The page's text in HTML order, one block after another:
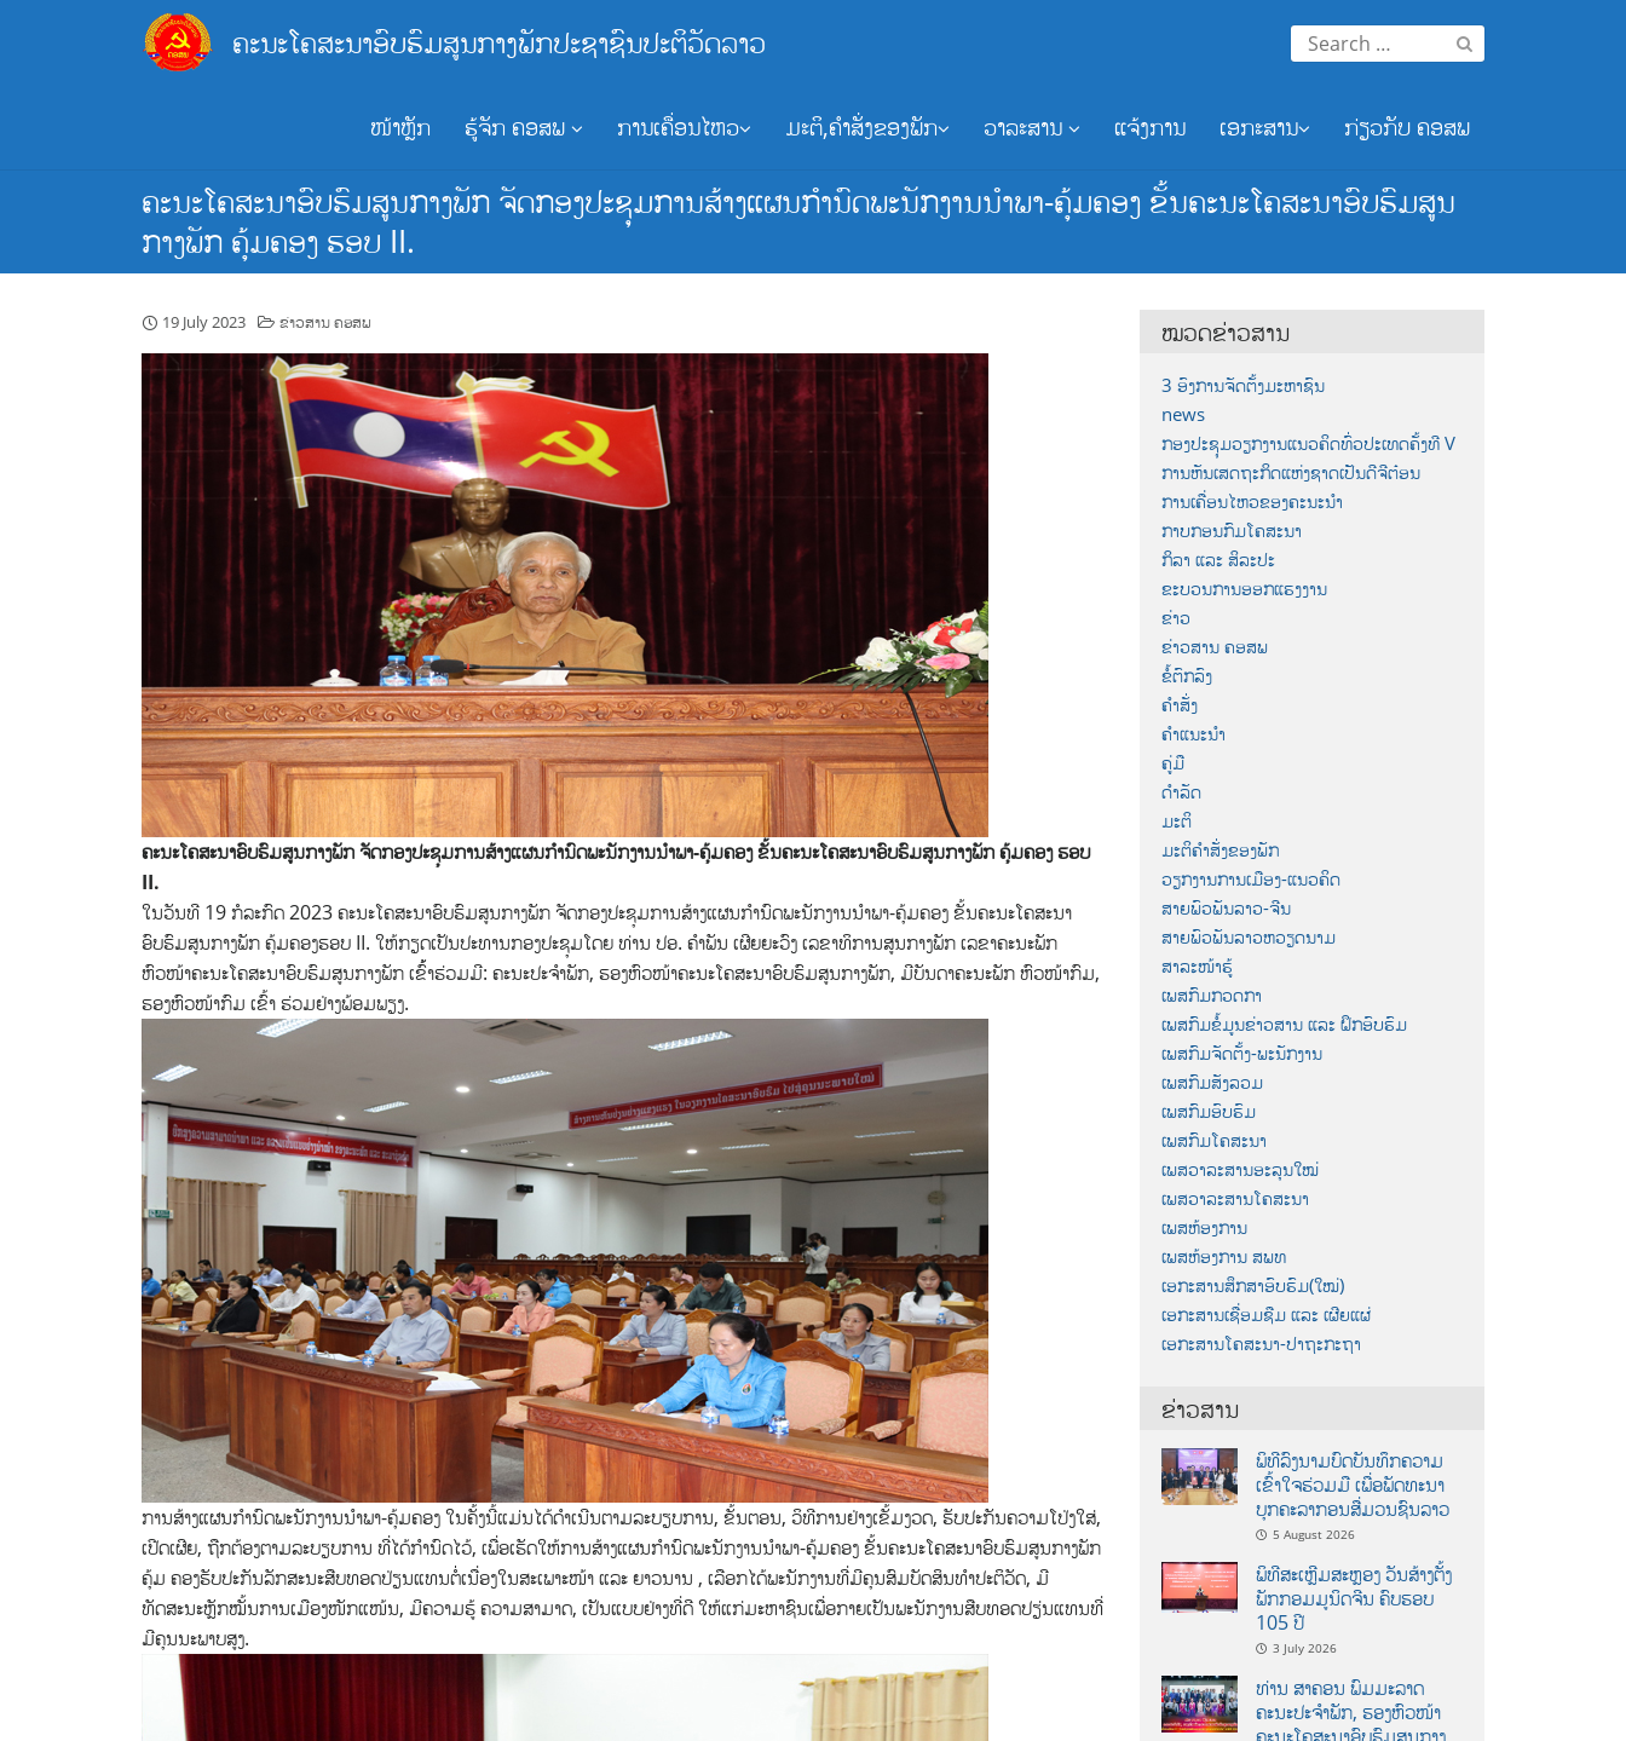
ຄະນະໂຄສະນາອົບຮົມສູນກາງພັກປະຊາຊົນປະຕິວັດລາວ
Search
for:
ໜ້າຫຼັກ ຮູ້ຈັກ ຄອສພ ການເຄື່ອນໄຫວ ມະຕິ,ຄຳສັ່ງຂອງພັກ ວາລະສານ ແຈ້ງການ ເອກະສານ ກ່ຽວກັບ ຄອສພ
ຄະນະໂຄສະນາອົບຮົມສູນກາງພັກ ຈັດກອງປະຊຸມການສ້າງແຜນກໍານົດພະນັກງານນໍາພາ-ຄຸ້ມຄອງ ຂັ້ນຄະນະໂຄສະນາອົບຮົມສູນ
ກາງພັກ ຄຸ້ມຄອງ ຮອບ II.
19 July 2023 ຂ່າວສານ ຄອສພ
ຄະນະໂຄສະນາອົບຮົມສູນກາງພັກ ຈັດກອງປະຊຸມການສ້າງແຜນກໍານົດພະນັກງານນໍາພາ-ຄຸ້ມຄອງ ຂັ້ນຄະນະໂຄສະນາອົບຮົມສູນກາງພັກ ຄຸ້ມຄອງ ຮອບ
II.
ໃນວັນທີ 19 ກໍລະກົດ 2023 ຄະນະໂຄສະນາອົບຮົມສູນກາງພັກ ຈັດກອງປະຊຸມການສ້າງແຜນກໍານົດພະນັກງານນໍາພາ-ຄຸ້ມຄອງ ຂັ້ນຄະນະໂຄສະນາ
ອົບຮົມສູນກາງພັກ ຄຸ້ມຄອງຮອບ II. ໃຫ້ກຽດເປັນປະທານກອງປະຊຸມໂດຍ ທ່ານ ປອ. ຄໍາພັນ ເຜີຍຍະວົງ ເລຂາທິການສູນກາງພັກ ເລຂາຄະນະພັກ
ຫົວໜ້າຄະນະໂຄສະນາອົບຮົມສູນກາງພັກ ເຂົ້້າຮ່ວມມີ: ຄະນະປະຈໍາພັກ, ຮອງຫົວໜ້າຄະນະໂຄສະນາອົບຮົມສູນກາງພັກ, ມີບັນດາຄະນະພັກ ຫົວໜ້າກົມ,
ຮອງຫົວໜ້າກົມ ເຂົ້າ ຮ່ວມຢ່າງພ້ອມພຽງ.
ການສ້າງແຜນກໍານົດພະນັກງານນໍາພາ-ຄຸ້ມຄອງ ໃນຄັ້ງນີ້ແມ່ນໄດ້ດໍາເນີນຕາມລະບຽບການ, ຂັ້ນຕອນ, ວິທີການຢ່າງເຂັ້ມງວດ, ຮັບປະກັນຄວາມໂປ່ງໃສ່,
ເປີດເຜີຍ, ຖືກຕ້ອງຕາມລະບຽບການ ທີ່ໄດ້ກໍານົດໄວ້, ເພື່ອເຮັດໃຫ້ການສ້າງແຜນກຳນົດພະນັກງານນໍາພາ-ຄູ້ມຄອງ ຂັ້ນຄະນະໂຄສະນາອົບຮົມສູນກາງພັກ
ຄຸ້ມ ຄອງຮັບປະກັນລັກສະນະສືບທອດປ່ຽນແທນຕໍ່ເນື່ອງໃນສະເພາະໜ້າ ແລະ ຍາວນານ , ເລືອກໄດ້ພະນັກງານທີ່ມີຄຸນສົມບັດສິນທໍາປະຕິວັດ, ມີ
ທັດສະນະຫຼັກໝັ້ນການເມືອງໜັກແໜ້ນ, ມີຄວາມຮູ້ ຄວາມສາມາດ, ເປັນແບບຢ່າງທີ່ດີ ໃຫ້ແກ່ມະຫາຊົນເພື່ອກາຍເປັນພະນັກງານສືບທອດປຽ່ນແທນທີ່
ມີຄຸນນະພາບສູງ.
ໝວດຂ່າວສານ
3 ອົງການຈັດຕັ້ງມະຫາຊົນ
news
ກອງປະຊຸມວຽກງານແນວຄິດທົ່ວປະເທດຄັ້ງທີ V
ການຫັນເສດຖະກິດແຫ່ງຊາດເປັນດີຈີຕ໋ອນ
ການເຄື່ອນໄຫວຂອງຄະນະນຳ
ກາບກອນກົມໂຄສະນາ
ກິລາ ແລະ ສິລະປະ
ຂະບວນການອອກແຮງງານ
ຂ່າວ
ຂ່າວສານ ຄອສພ
ຂໍ້ຕົກລົງ
ຄຳສັ່ງ
ຄຳແນະນຳ
ຄູ່ມື
ດຳລັດ
ມະຕິ
ມະຕິຄຳສັ່ງຂອງພັກ
ວຽກງານການເມືອງ-ແນວຄິດ
ສາຍພົວພັນລາວ-ຈີນ
ສາຍພົວພັນລາວຫວຽດນາມ
ສາລະໜ້າຮູ້
ເພສກົມກວດກາ
ເພສກົມຂໍ້ມູນຂ່າວສານ ແລະ ຝຶກອົບຮົມ
ເພສກົມຈັດຕັ້ງ-ພະນັກງານ
ເພສກົມສັງລວມ
ເພສກົມອົບຮົມ
ເພສກົມໂຄສະນາ
ເພສວາລະສານອະລຸນໃໝ່
ເພສວາລະສານໂຄສະນາ
ເພສຫ້ອງການ
ເພສຫ້ອງການ ສພທ
ເອກະສານສຶກສາອົບຮົມ(ໃໝ່)
ເອກະສານເຊື່ອມຊືມ ແລະ ເຜີຍແຜ່
ເອກະສານໂຄສະນາ-ປາຖະກະຖາ
ຂ່າວສານ
ພິທີລົງນາມບົດບັນທຶກຄວາມ
ເຂົ້າໃຈຮ່ວມມື ເພື່ອພັດທະນາ
ບຸກຄະລາກອນສື່ມວນຊົນລາວ
5 August 2026
ພິທີສະເຫຼີມສະຫຼອງ ວັນສ້າງຕັ້ງ
ພັກກອມມູນິດຈີນ ຄົບຮອບ
105 ປີ
3 July 2026
ທ່ານ ສາຄອນ ພົມມະລາດ
ຄະນະປະຈໍາພັກ, ຮອງຫົວໜ້າ